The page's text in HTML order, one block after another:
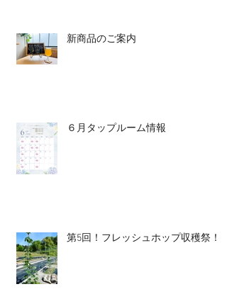
新商品のご案内
６月タップルーム情報
第5回！フレッシュホップ収穫祭！